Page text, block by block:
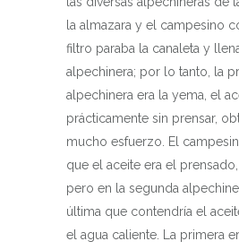
la almazara y el campesino
filtro paraba la canaleta y
alpechinera; por lo tanto, la
alpechinera era la yema, el
prácticamente sin prensar,
mucho esfuerzo. El
que el aceite era el
pero en la segunda
última que contendría el
el agua caliente. La primera